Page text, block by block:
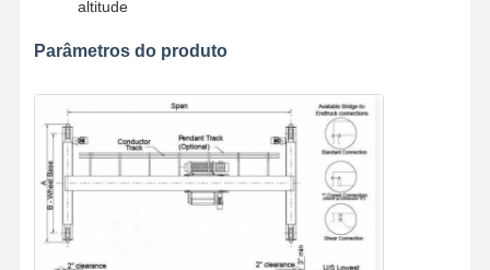
altitude
Parâmetros do produto